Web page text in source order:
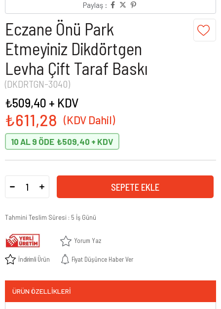
Paylaş :
Eczane Önü Park
Etmeyiniz Dikdörtgen
Levha Çift Taraf Baskı
(DKDRTGN-3040)
₺611,28
₺509,40 + KDV
10 AL 9 ÖDE ₺509,40
Tahmini Teslim Süresi : 5 İş Günü
Yorum Yaz
İndirimli Ürün Fiyat Düşünce Haber Ver
ÜRÜN ÖZELLIKLERI